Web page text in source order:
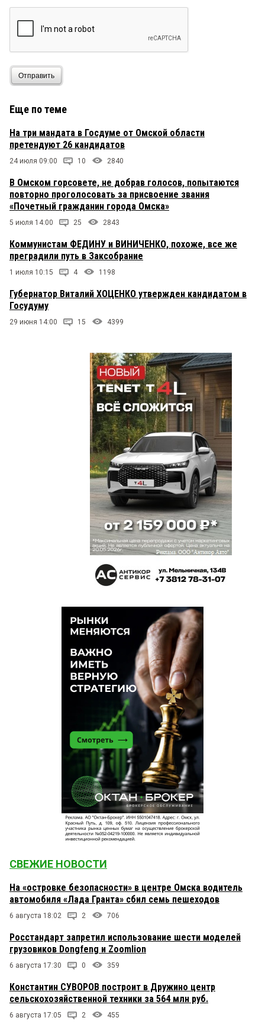
Отправить
Еще по теме
На три мандата в Госдуме от Омской области
претендуют 26 кандидатов
24 июля 09:00 10 2840
В Омском горсовете, не добрав голосов, попытаются
повторно проголосовать за присвоение звания
«Почетный гражданин города Омска»
5 июля 14:00 25 2843
Коммунистам ФЕДИНУ и ВИНИЧЕНКО, похоже, все же
преградили путь в Заксобрание
1 июля 10:15 4 1198
Губернатор Виталий ХОЦЕНКО утвержден кандидатом в
Госудуму
29 июня 14:00 15 4399
СВЕЖИЕ НОВОСТИ
На «островке безопасности» в центре Омска водитель
автомобиля «Лада Гранта» сбил семь пешеходов
6 августа 18:02 2 706
Росстандарт запретил использование шести моделей
грузовиков Dongfeng и Zoomlion
6 августа 17:30 0 359
Константин СУВОРОВ построит в Дружино центр
сельскохозяйственной техники за 564 млн руб.
6 августа 17:05 2 455